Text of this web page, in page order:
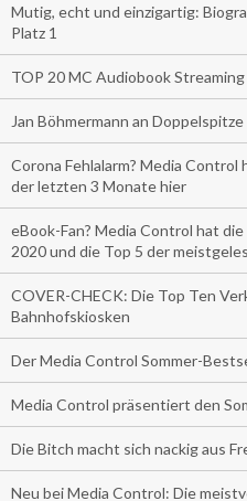
Mutig, echt und einzigartig:
Platz 1
TOP 20 MC Audiobook
Jan Böhmermann an Doppelspitze
Corona Fehlalarm? Media
der letzten 3 Monate hier
eBook-Fan? Media Control hat
2020 und die Top 5 der
COVER-CHECK: Die Top Ten
Bahnhofskiosken
Der Media Control Sommer-
Media Control präsentiert den
Die Bitch macht sich nackig aus
Neu bei Media Control: Die